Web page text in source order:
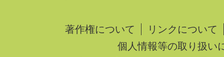
著作権について
リンクについて
個人情報等の取り扱い